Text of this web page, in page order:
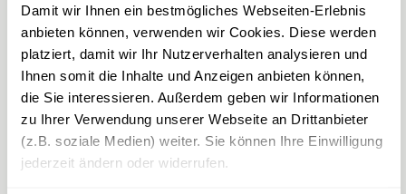
Damit wir Ihnen ein bestmögliches Webseiten-Erlebnis
anbieten können, verwenden wir Cookies. Diese werden
platziert, damit wir Ihr Nutzerverhalten analysieren und
Ihnen somit die Inhalte und Anzeigen anbieten können,
die Sie interessieren. Außerdem geben wir Informationen
zu Ihrer Verwendung unserer Webseite an Drittanbieter
(z.B. soziale Medien) weiter. Sie können Ihre Einwilligung
jederzeit ändern oder widerrufen.
usa-familienreisen@erlebe.d
e